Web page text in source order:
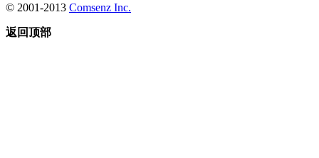
© 2001-2013 Comsenz Inc.
返回顶部